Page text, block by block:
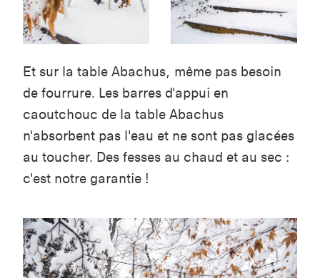
Et sur la table Abachus, même pas besoin
de fourrure. Les barres d'appui en
caoutchouc de la table Abachus
n'absorbent pas l'eau et ne sont pas glacées
au toucher. Des fesses au chaud et au sec :
c'est notre garantie !